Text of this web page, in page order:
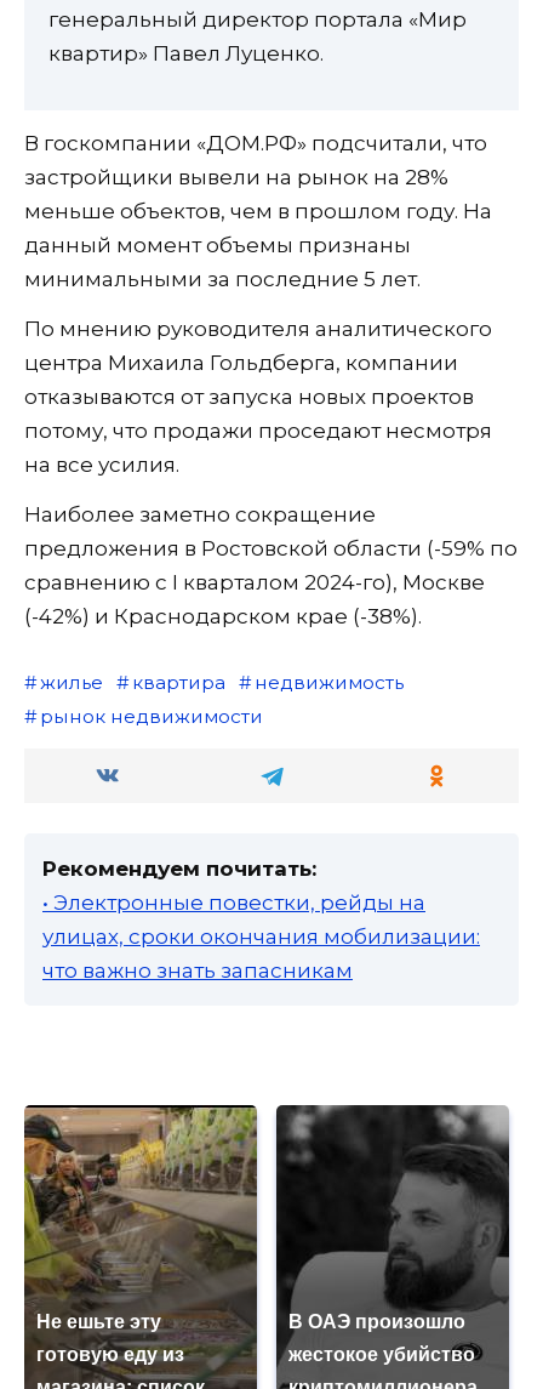
генеральный директор портала «Мир
квартир» Павел Луценко.
В госкомпании «ДОМ.РФ» подсчитали, что
застройщики вывели на рынок на 28%
меньше объектов, чем в прошлом году. На
данный момент объемы признаны
минимальными за последние 5 лет.
По мнению руководителя аналитического
центра Михаила Гольдберга, компании
отказываются от запуска новых проектов
потому, что продажи проседают несмотря
на все усилия.
Наиболее заметно сокращение
предложения в Ростовской области (-59% по
сравнению с I кварталом 2024-го), Москве
(-42%) и Краснодарском крае (-38%).
жилье квартира
недвижимость
рынок недвижимости
Рекомендуем почитать:
• Электронные повестки, рейды на
улицах, сроки окончания мобилизации:
что важно знать запасникам
Не ешьте эту
готовую еду из
В ОАЭ произошло
жестокое убийство